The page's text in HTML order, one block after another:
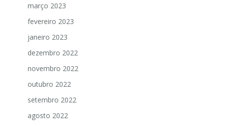
março 2023
fevereiro 2023
janeiro 2023
dezembro 2022
novembro 2022
outubro 2022
setembro 2022
agosto 2022